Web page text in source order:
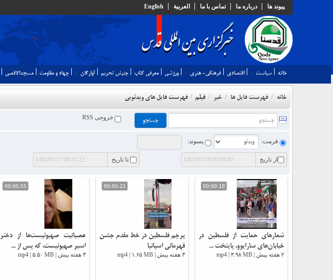
پيوند ها درباره ما تماس با ما العربية English
خانه سياست اقتصادي فرهنگي- هنري ورزشي معرفي كتاب جنبش تحريم آوارگان جهاد و مقاومت مسجدالاقصي
خانه / فهرست فایل ها / خبر / فیلم / فهرست فایل های ویدئویی
خروجی RSS
فرمت: پسوند:
از تاریخ تا تاریخ
00:00:18
شعارهای حمایت از فلسطین در
خیابان‌های سارایوو، پایتخت ...
۲ هفته پیش | mp4 | ۳.۹۸ MB
00:00:21
پرچم فلسطین در خط مقدم جشن
قهرمانی اسپانیا
۳ هفته پیش | mp4 | ۱.۶۵ MB
00:00:55
عصبانیت صهیونیست‌ها از دختر
اسیر صهیونیست، که پس از ...
۳ هفته پیش | mp4 | ۵.۵۰ MB